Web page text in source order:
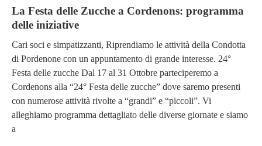
La Festa delle Zucche a Cordenons: programma
delle iniziative
Cari soci e simpatizzanti, Riprendiamo le attività della Condotta
di Pordenone con un appuntamento di grande interesse. 24°
Festa delle zucche Dal 17 al 31 Ottobre parteciperemo a
Cordenons alla “24° Festa delle zucche” dove saremo presenti
con numerose attività rivolte a “grandi” e “piccoli”. Vi
alleghiamo programma dettagliato delle diverse giornate e siamo
a